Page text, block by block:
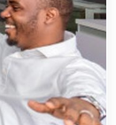
gelesen und stimme
nachlesen.
wird an deine